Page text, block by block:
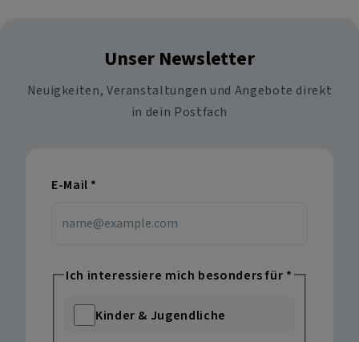
Unser Newsletter
Neuigkeiten, Veranstaltungen und Angebote direkt
in dein Postfach
E-Mail *
Ich interessiere mich besonders für *
Kinder & Jugendliche